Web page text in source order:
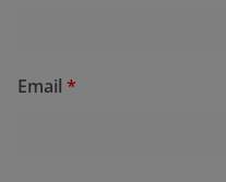
Email *